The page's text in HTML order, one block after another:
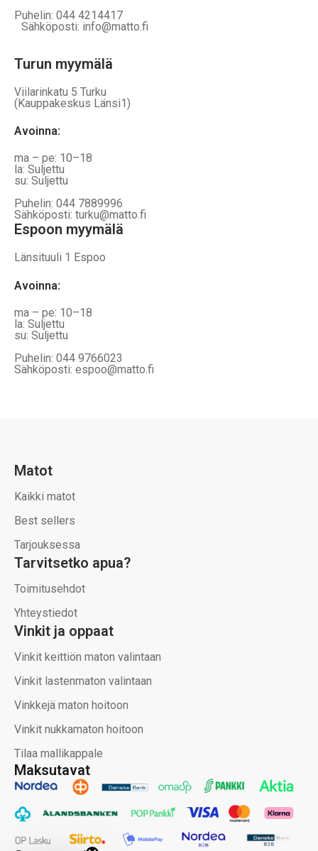
Puhelin: 044 4214417
Sähköposti: info@matto.fi
Turun myymälä
Viilarinkatu 5 Turku
(Kauppakeskus Länsi1)
Avoinna:
ma – pe: 10–18
la: Suljettu
su: Suljettu
Puhelin: 044 7889996
Sähköposti: turku@matto.fi
Espoon myymälä
Länsituuli 1 Espoo
Avoinna:
ma – pe: 10–18
la: Suljettu
su: Suljettu
Puhelin: 044 9766023
Sähköposti: espoo@matto.fi
Maksutavat
Matot
Kaikki matot
Best sellers
Tarjouksessa
Tarvitsetko apua?
Toimitusehdot
Yhteystiedot
Vinkit ja oppaat
Vinkit keittiön maton valintaan
Vinkit lastenmaton valintaan
Vinkkejä maton hoitoon
Vinkit nukkamaton hoitoon
Tilaa mallikappale